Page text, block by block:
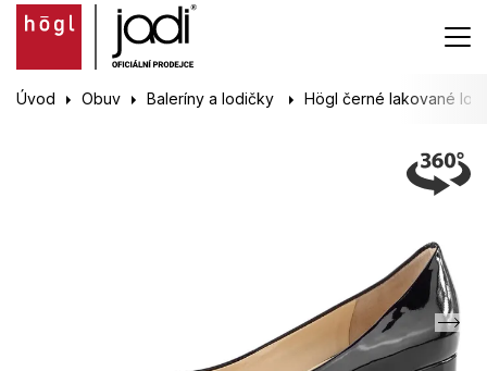
Úvod Obuv Baleríny a lodičky Högl černé lakované